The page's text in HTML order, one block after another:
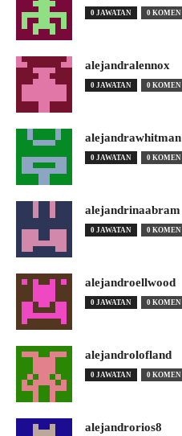
0 JAWATAN 0 KOMEN
alejandralennox
0 JAWATAN 0 KOMEN
alejandrawhitman
0 JAWATAN 0 KOMEN
alejandrinaabram
0 JAWATAN 0 KOMEN
alejandroellwood
0 JAWATAN 0 KOMEN
alejandrolofland
0 JAWATAN 0 KOMEN
alejandrorios8